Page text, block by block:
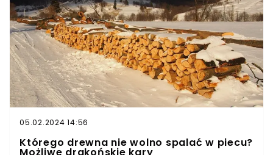
05.02.2024 14:56
Którego drewna nie wolno spalać w piecu?